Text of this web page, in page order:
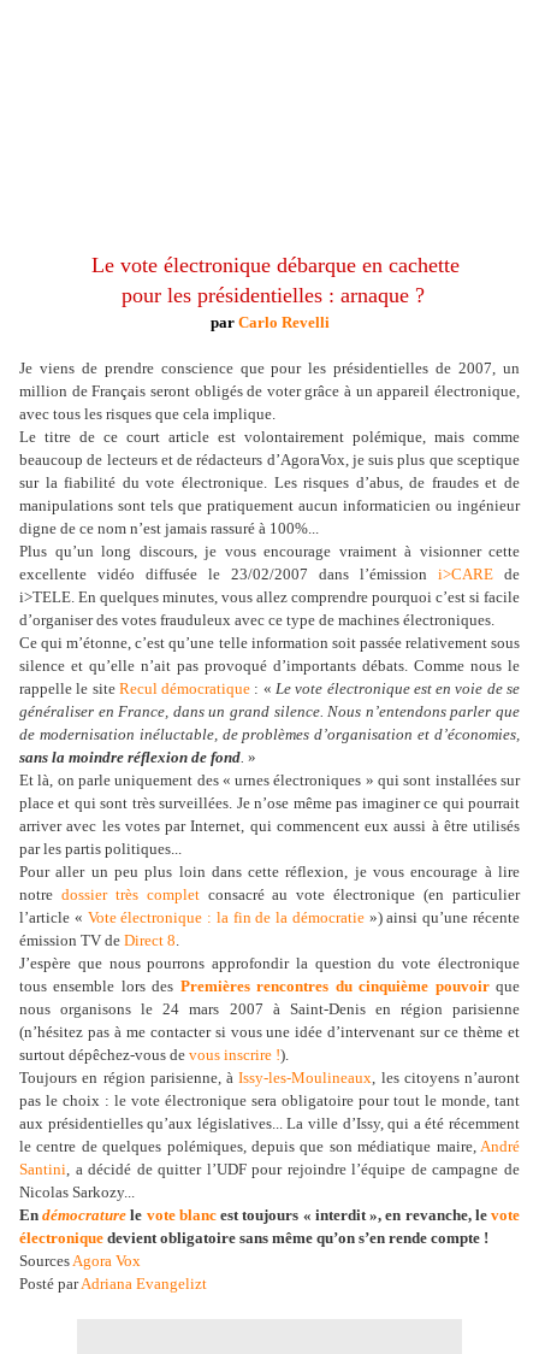
Le vote électronique débarque en cachette
pour les présidentielles : arnaque ?
par Carlo Revelli
Je viens de prendre conscience que pour les présidentielles de 2007, un
million de Français seront obligés de voter grâce à un appareil électronique,
avec tous les risques que cela implique.
Le titre de ce court article est volontairement polémique, mais comme
beaucoup de lecteurs et de rédacteurs d’AgoraVox, je suis plus que sceptique
sur la fiabilité du vote électronique. Les risques d’abus, de fraudes et de
manipulations sont tels que pratiquement aucun informaticien ou ingénieur
digne de ce nom n’est jamais rassuré à 100%...
Plus qu’un long discours, je vous encourage vraiment à visionner cette
excellente vidéo diffusée le 23/02/2007 dans l’émission i>CARE de
i>TELE. En quelques minutes, vous allez comprendre pourquoi c’est si facile
d’organiser des votes frauduleux avec ce type de machines électroniques.
Ce qui m’étonne, c’est qu’une telle information soit passée relativement sous
silence et qu’elle n’ait pas provoqué d’importants débats. Comme nous le
rappelle le site Recul démocratique : «Le vote électronique est en voie de se
généraliser en France, dans un grand silence. Nous n’entendons parler que
de modernisation inéluctable, de problèmes d’organisation et d’économies,
sans la moindre réflexion de fond. »
Et là, on parle uniquement des « urnes électroniques » qui sont installées sur
place et qui sont très surveillées. Je n’ose même pas imaginer ce qui pourrait
arriver avec les votes par Internet, qui commencent eux aussi à être utilisés
par les partis politiques...
Pour aller un peu plus loin dans cette réflexion, je vous encourage à lire
notre dossier très completconsacré au vote électronique (en particulier
l’article « Vote électronique : la fin de la démocratie») ainsi qu’une récente
émission TV de Direct 8.
J’espère que nous pourrons approfondir la question du vote électronique
tous ensemble lors des Premières rencontres du cinquième pouvoirque
nous organisons le 24 mars 2007 à Saint-Denis en région parisienne
(n’hésitez pas à me contacter si vous une idée d’intervenant sur ce thème et
surtout dépêchez-vous de vous inscrire !).
Toujours en région parisienne, àIssy-les-Moulineaux, les citoyens n’auront
pas le choix : le vote électronique sera obligatoire pour tout le monde, tant
aux présidentielles qu’aux législatives... La ville d’Issy, qui a été récemment
le centre de quelques polémiques, depuis que son médiatique maire, André
Santini, a décidé de quitter l’UDF pour rejoindre l’équipe de campagne de
Nicolas Sarkozy...
Endémocrature le vote blancest toujours « interdit », en revanche, levote
électronique devient obligatoire sans même qu’on s’en rende compte !
SourcesAgora Vox
Posté parAdriana Evangelizt